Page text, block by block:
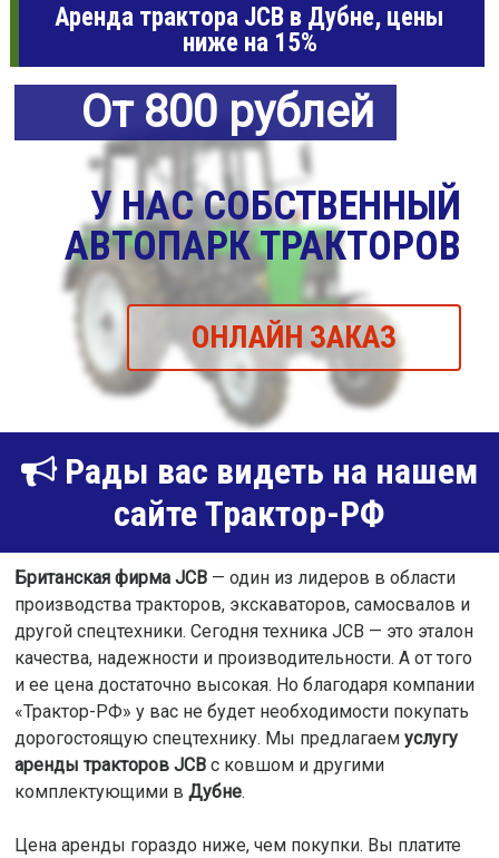
Аренда трактора JCB в Дубне, цены
ниже на 15%
От 800 рублей
У НАС СОБСТВЕННЫЙ
АВТОПАРК ТРАКТОРОВ
ОНЛАЙН ЗАКАЗ
Рады вас видеть на нашем
сайте Трактор-РФ
Британская фирма JCB— один из лидеров в области
производства тракторов, экскаваторов, самосвалов и
другой спецтехники. Сегодня техника JCB — это эталон
качества, надежности и производительности. А от того
и ее цена достаточно высокая. Но благодаря компании
«Трактор-РФ» у вас не будет необходимости покупать
дорогостоящую спецтехнику. Мы предлагаем услугу
аренды тракторов JCBс ковшом и другими
комплектующими в Дубне.
Цена аренды гораздо ниже, чем покупки. Вы платите